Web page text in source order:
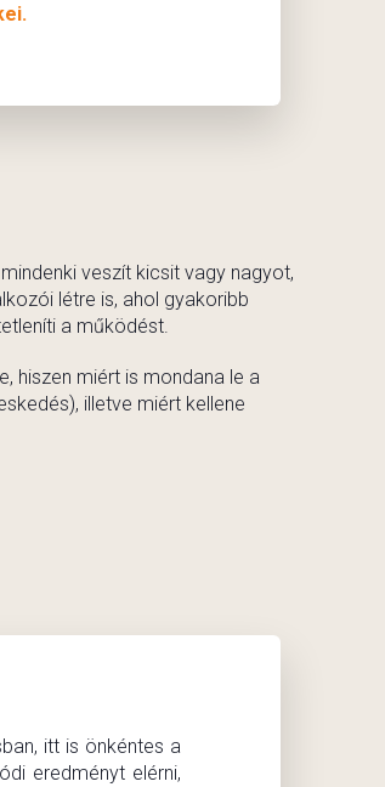
veszít kicsit vagy nagyot,
létre is, ahol gyakoribb
a működést.
hiszen miért is mondana le a
illetve miért kellene
itt is önkéntes a
eredményt elérni,